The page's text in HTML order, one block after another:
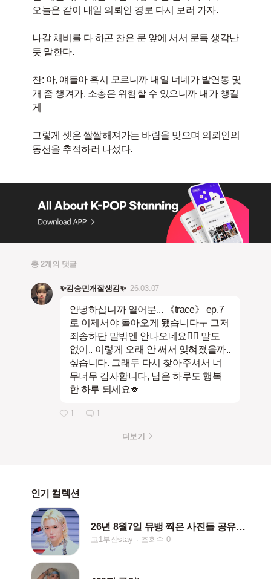
오늘은 같이 내일 의뢰인 경로 다시 보러 가자.
나갈 채비를 다 하곤 찬은 문 앞에 서서 문득 생각난
듯 말한다.
찬: 아, 얘들아 혹시 모르니까 내일 너네가 발연통 몇
개 좀 챙겨가. 소총은 위험할 수 있으니까 내가 챙길
게
그렇게 셋은 쌀쌀해져가는 바람을 맞으며 의뢰인의
동선을 추적하러 나섰다.
총 2개의 댓글
✨️김승민개잘생김✨️ 26.03.07
안녕하십니까 열어분... 《trace》 ep.7
로 이제서야 돌아오게 됐습니다ㅜ 그저
죄송하단 말밖엔 안나오네요🤦‍♀️ 말도
없이.. 이렇게 오래 안 써서 잊혀졌을까..
싶습니다. 그래두 다시 찾아주셔서 너
무너무 감사합니다, 남은 하루도 행복
한 하루 되세요🍀
1 1
더보기
인기 컬렉션
26년 8월7일 뮤뱅 찍은 사진들 공유 해욥ㅎㅎ
고1부산stay 조회수 0